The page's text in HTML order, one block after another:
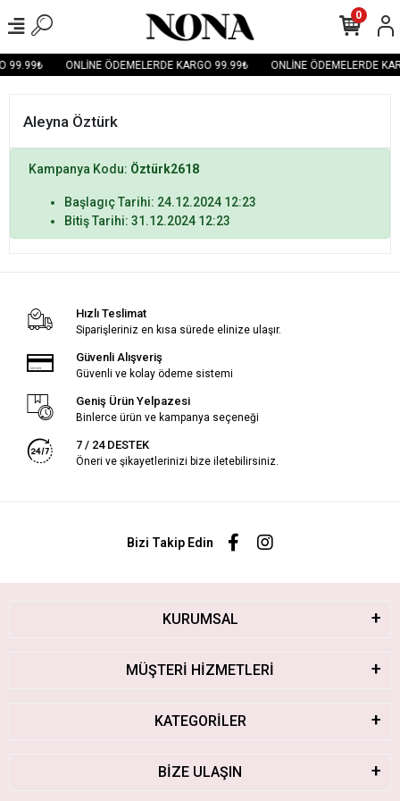
99.99₺ ONLİNE ÖDEMELERDE KARGO 99.99₺ ONLİNE ÖDEMELERDE
0
Aleyna Öztürk
Kampanya Kodu: Öztürk2618
Başlagıç Tarihi: 24.12.2024 12:23
Bitiş Tarihi: 31.12.2024 12:23
Hızlı Teslimat
Siparişleriniz en kısa sürede elinize ulaşır.
Güvenli Alışveriş
Güvenli ve kolay ödeme sistemi
Geniş Ürün Yelpazesi
Binlerce ürün ve kampanya seçeneği
7 / 24 DESTEK
Öneri ve şikayetlerinizi bize iletebilirsiniz.
Bizi Takip Edin
KURUMSAL
MÜŞTERİ HİZMETLERİ
KATEGORİLER
BİZE ULAŞIN